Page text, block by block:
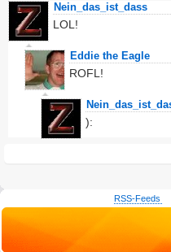
Nein_das_ist_dass
LOL!
Eddie the Eagle
ROFL!
):
RSS-Feeds